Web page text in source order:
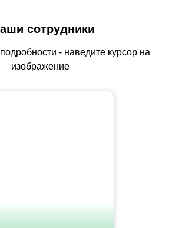
сотрудники
- наведите курсор на
изображение